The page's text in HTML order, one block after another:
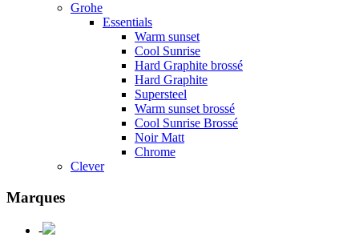
Grohe
Essentials
Warm sunset
Cool Sunrise
Hard Graphite brossé
Hard Graphite
Supersteel
Warm sunset brossé
Cool Sunrise Brossé
Noir Matt
Chrome
Clever
Marques
-